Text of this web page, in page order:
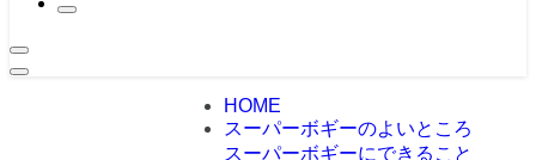
HOME
スーパーボギーのよいところ
スーパーボギーにできること